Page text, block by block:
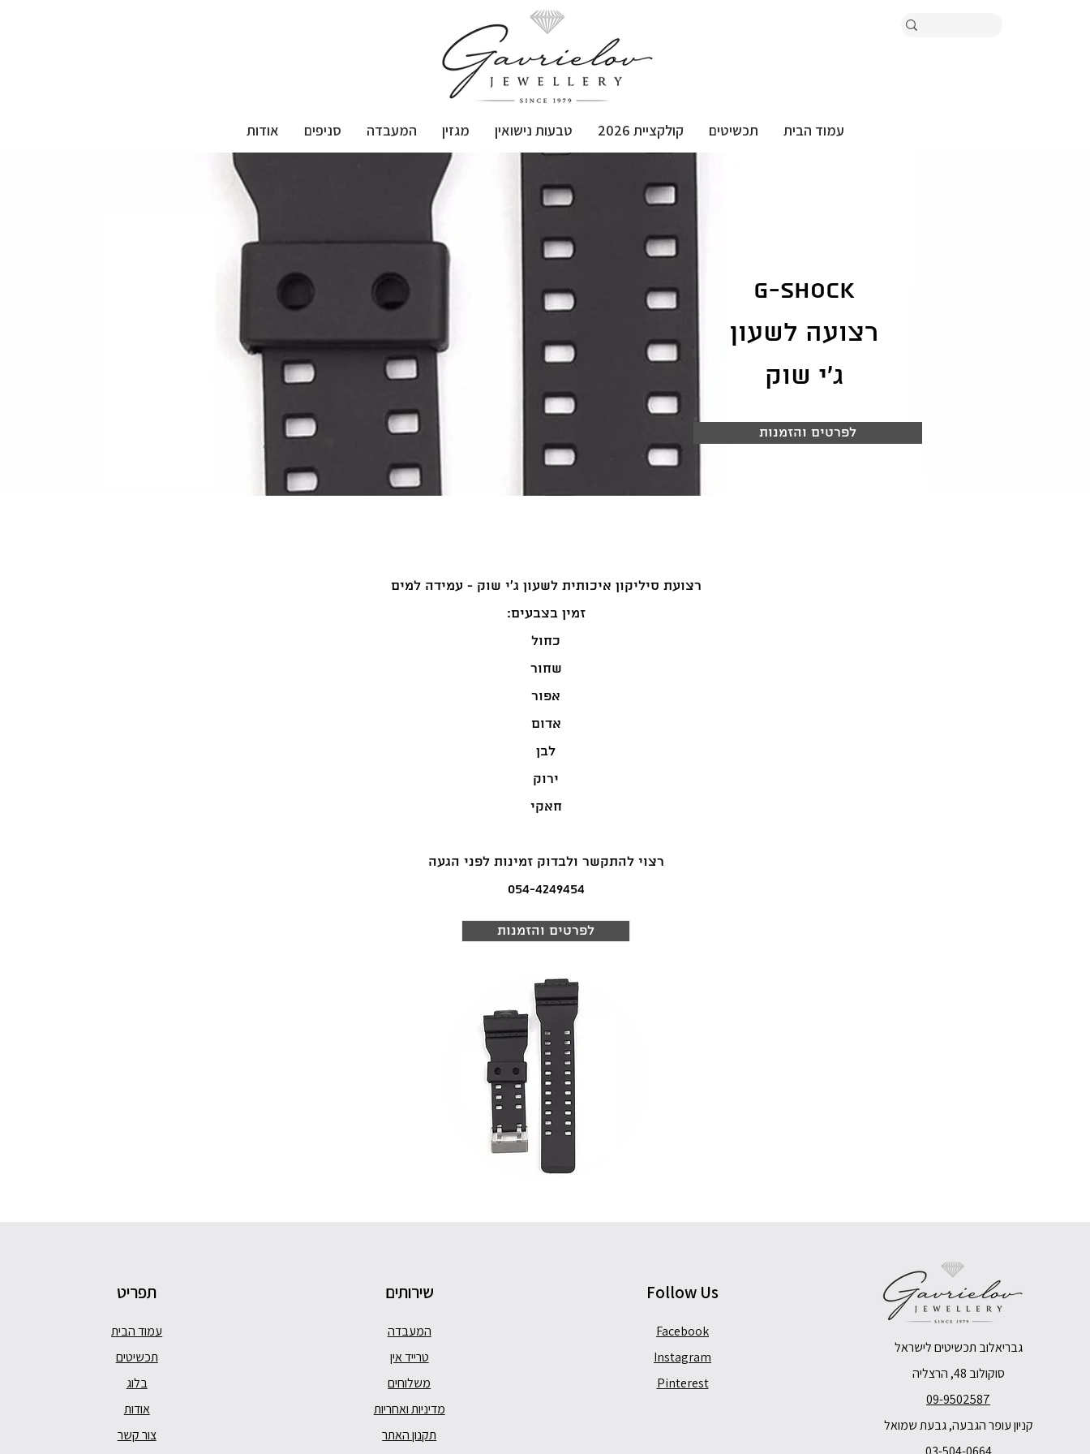
עמוד הבית תכשיטים קולקציית 2026 טבעות נישואין מגזין המעבדה סניפים אודות
G-shock
רצועה לשעון
ג'י שוק
לפרטים והזמנות
רצועת סיליקון איכותית לשעון ג'י שוק - עמידה למים
:זמין בצבעים
כחול
שחור
אפור
אדום
לבן
ירוק
חאקי
רצוי להתקשר ולבדוק זמינות לפני הגעה
054-4249454
לפרטים והזמנות
תפריט
עמוד הבית
תכשיטים
בלוג
אודות
צור קשר
שירותים
המעבדה
טרייד אין
משלוחים
מדיניות ואחריות
תקנון האתר
Follow Us
Facebook
Instagram
Pinterest
גבריאלוב תכשיטים לישראל
סוקולוב 48, הרצליה
09-9502587
קניון עופר הגבעה, גבעת שמואל